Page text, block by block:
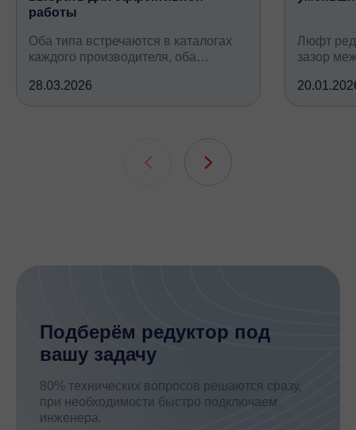
работы
Оба типа встречаются в каталогах
каждого производителя, оба
крутящий момент, но устроены
принципиально по-разному, при
28.03.2026
Люфт
зазор
всех
Подберём редуктор под
вашу задачу
80% технических вопросов решаются сразу,
при необходимости быстро подключаем
инженера.